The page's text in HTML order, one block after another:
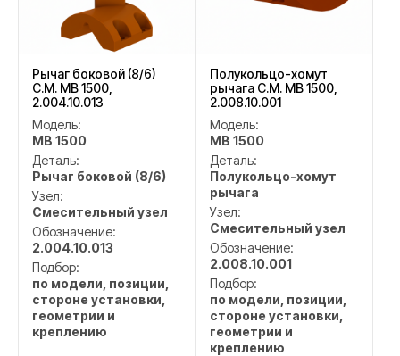
Рычаг боковой (8/6)
C.M. MB 1500,
2.004.10.013
Модель:
MB 1500
Деталь:
Рычаг боковой (8/6)
Узел:
Смесительный узел
Обозначение:
2.004.10.013
Подбор:
по модели, позиции,
стороне установки,
геометрии и
креплению
Полукольцо-хомут
рычага C.M. MB 1500,
2.008.10.001
Модель:
MB 1500
Деталь:
Полукольцо-хомут
рычага
Узел:
Смесительный узел
Обозначение:
2.008.10.001
Подбор:
по модели, позиции,
стороне установки,
геометрии и
креплению